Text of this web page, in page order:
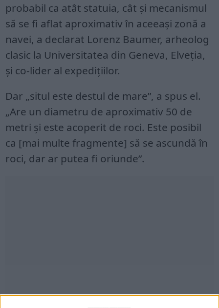
probabil ca atât statuia, cât și mecanismul
să se fi aflat aproximativ în aceeași zonă a
navei, a declarat Lorenz Baumer, arheolog
clasic la Universitatea din Geneva, Elveția,
și co-lider al expedițiilor.
Dar „situl este destul de mare”, a spus el.
„Are un diametru de aproximativ 50 de
metri și este acoperit de roci. Este posibil
ca [mai multe fragmente] să se ascundă în
roci, dar ar putea fi oriunde”.